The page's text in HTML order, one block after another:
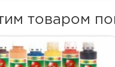
товаром